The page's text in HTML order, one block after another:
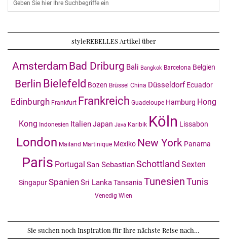
styleREBELLES Artikel über
Amsterdam Bad Driburg Bali Bangkok Barcelona Belgien
Berlin Bielefeld Bozen Brüssel China Düsseldorf Ecuador
Edinburgh Frankfurt Frankreich Guadeloupe Hamburg Hong
Kong Indonesien ItalienJapan Java Karibik Köln Lissabon
London Mailand Martinique Mexiko New York Panama
Paris Portugal San SebastianSchottland Sexten
SingapurSpanienSri LankaTansania TunesienTunis
Venedig Wien
Sie suchen noch Inspiration für Ihre nächste Reise nach…